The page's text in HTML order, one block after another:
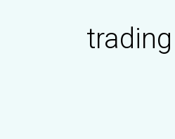
trading